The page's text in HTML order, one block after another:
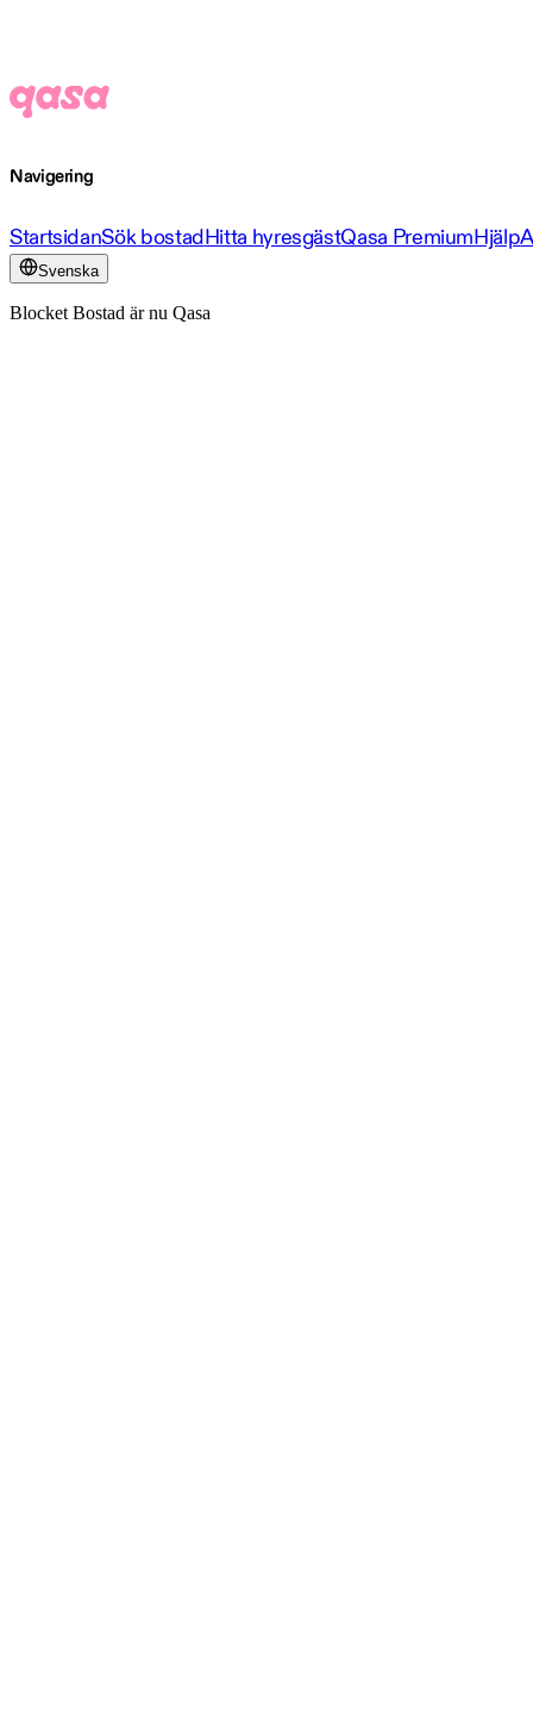
Navigering
StartsidanSök bostadHitta hyresgästQasa PremiumHjälp
Svenska
Blocket Bostad är nu Qasa